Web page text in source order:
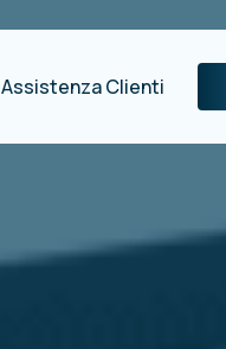
Assistenza Clienti